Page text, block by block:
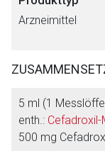
Arzneimittel
5 ml (1
enth.:
500 mg